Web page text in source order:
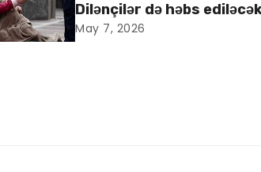
Dilənçilər də həbs
May 7, 2026